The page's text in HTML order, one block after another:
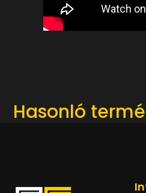
Hasonló